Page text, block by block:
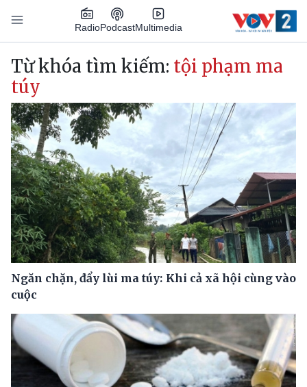
Nhảy đến nội dung
RadioPodcastMultimedia
Main navigation
Từ khóa tìm kiếm: tội phạm ma
túy
Ngăn chặn, đẩy lùi ma túy: Khi cả xã hội cùng vào
cuộc